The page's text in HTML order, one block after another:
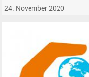
24. November 2020